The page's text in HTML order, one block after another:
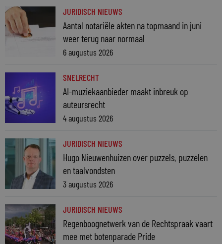
JURIDISCH NIEUWS
Aantal notariële akten na topmaand in juni
weer terug naar normaal
6 augustus 2026
SNELRECHT
AI-muziekaanbieder maakt inbreuk op
auteursrecht
4 augustus 2026
JURIDISCH NIEUWS
Hugo Nieuwenhuizen over puzzels, puzzelen
en taalvondsten
3 augustus 2026
JURIDISCH NIEUWS
Regenboognetwerk van de Rechtspraak vaart
mee met botenparade Pride